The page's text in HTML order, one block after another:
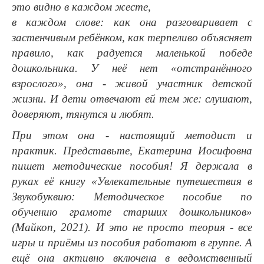
это видно в каждом жесте,
в каждом слове: как она разговаривает с
застенчивым ребёнком, как терпеливо объясняет
правило, как радуется маленькой победе
дошкольника. У неё нет «отстранённого
взрослого», она - живой участник детской
жизни. И дети отвечают ей тем же: слушают,
доверяют, тянутся и любят.
При этом она - настоящий методист и
практик. Представьте, Екатерина Иосифовна
пишет методические пособия! Я держала в
руках её книгу «Увлекательные путешествия в
Звукобуквию: Методическое пособие по
обучению грамоте старших дошкольников»
(Майкоп, 2021). И это не просто теория - все
игры и приёмы из пособия работают в группе. А
ещё она активно включена в ведомственный